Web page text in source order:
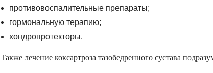
противовоспалительные препараты;
гормональную терапию;
хондропротекторы.
Также лечение коксартроза тазобедренного сустава